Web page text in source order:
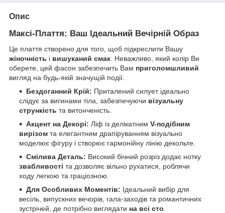
Опис
Максі-Плаття: Ваш Ідеальний Вечірній Образ
Це плаття створено для того, щоб підкреслити Вашу
жіночність і вишуканий смак . Неважливо, який колір Ви
оберете, цей фасон забезпечить Вам приголомшливий
вигляд на будь-якій значущій події.
Бездоганний Крій: Приталений силует ідеально
слідує за вигинами тіла, забезпечуючи візуальну
стрункість та витонченість.
Акцент на Декорі: Ліф із делікатним V-подібним
вирізом та елегантним драпіруванням візуально
моделює фігуру і створює гармонійну лінію декольте.
Смілива Деталь: Високий бічний розріз додає нотку
звабливості та дозволяє вільно рухатися, роблячи
ходу легкою та граціозною.
Для Особливих Моментів: Ідеальний вибір для
весіль, випускних вечорів, гала-заходів та романтичних
зустрічей, де потрібно виглядати на всі сто